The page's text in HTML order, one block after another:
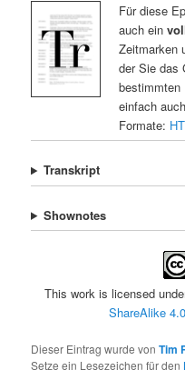
Für diese
auch ein
Zeitmarken
der Sie das
bestimmten
einfach
Formate:
Transkript
Shownotes
This work is licensed
ShareAlike
Dieser Eintrag wurde vonTim
Setze ein Lesezeichen für den